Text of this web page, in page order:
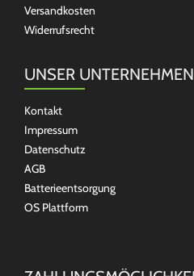
Versandkosten
Widerrufsrecht
UNSER UNTERNEHMEN
Kontakt
Impressum
Datenschutz
AGB
Batterieentsorgung
OS Plattform